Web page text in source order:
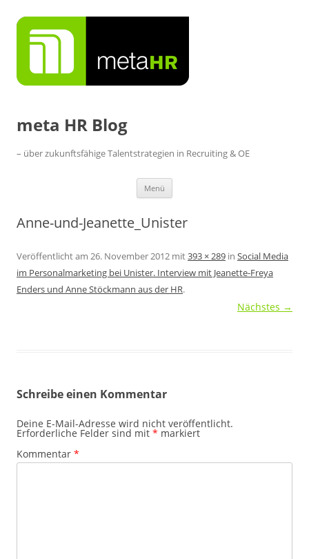
Inhalt
springen
meta HR Blog
– über zukunftsfähige Talentstrategien in Recruiting & OE
Menü
Anne-und-Jeanette_Unister
Veröffentlicht am 26. November 2012 mit393 × 289 in Social Media
im Personalmarketing bei Unister. Interview mit Jeanette-Freya
Enders und Anne Stöckmann aus der HR.
Nächstes →
Schreibe einen Kommentar
Deine E-Mail-Adresse wird nicht veröffentlicht.
Erforderliche Felder sind mit * markiert
Kommentar *